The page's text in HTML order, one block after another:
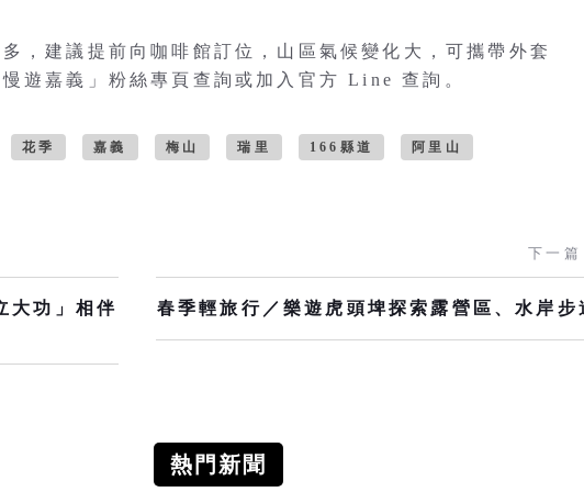
，建議提前向咖啡館訂位，山區氣候變化大，可攜帶外套
遊嘉義」粉絲專頁查詢或加入官方 Line 查詢。
花季 嘉義 梅山 瑞里 166縣道 阿里山
大功」相伴
下一篇
春季輕旅行／樂遊虎頭埤探索露營區、水岸步
熱門新聞